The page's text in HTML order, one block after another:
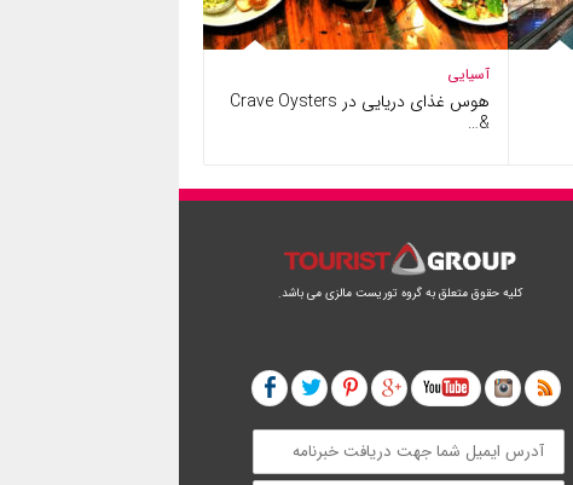
آسیایی
هوس غذای دریایی در Crave Oysters
&…
کلیه حقوق متعلق به گروه توریست مالزی می باشد.